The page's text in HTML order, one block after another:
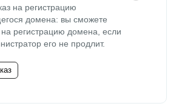
на регистрацию
домена: вы сможете
на регистрацию домена, если
его не продлит.